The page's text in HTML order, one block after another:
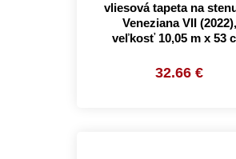
vliesová tapeta na
Veneziana VII (2022),
veľkosť 10,05 m x 53
32.66 €